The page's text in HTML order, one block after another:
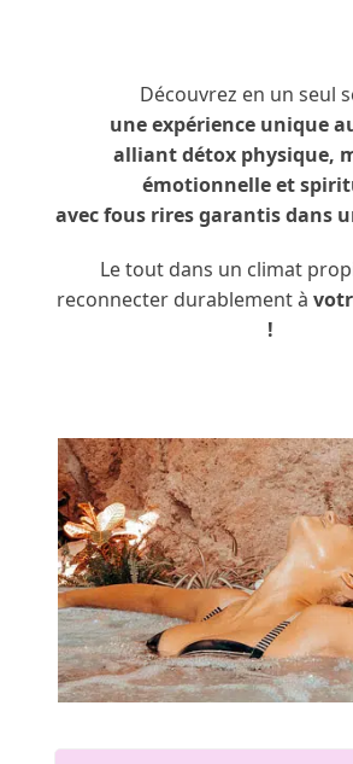
Découvrez en un seul
une expérience unique
alliant détox physique,
émotionnelle et
avec fous rires garantis dans
Le tout dans un climat
reconnecter durablement à
!